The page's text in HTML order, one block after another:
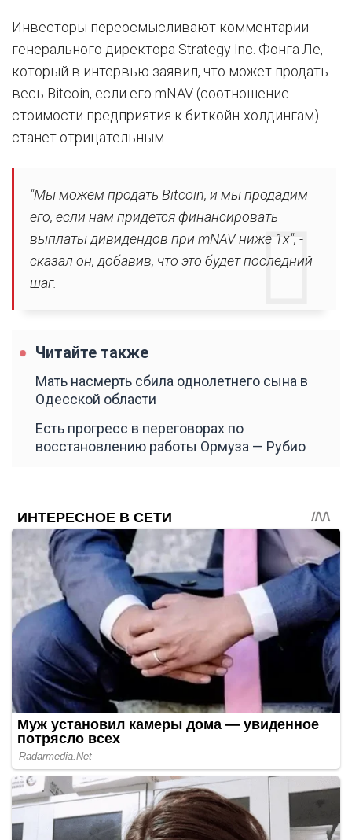
Инвесторы переосмысливают комментарии
генерального директора Strategy Inc. Фонга Ле,
который в интервью заявил, что может продать
весь Bitcoin, если его mNAV (соотношение
стоимости предприятия к биткойн-холдингам)
станет отрицательным.
"Мы можем продать Bitcoin, и мы продадим
его, если нам придется финансировать
выплаты дивидендов при mNAV ниже 1x", -
сказал он, добавив, что это будет последний
шаг.
Читайте также
Мать насмерть сбила однолетнего сына в
Одесской области
Есть прогресс в переговорах по
восстановлению работы Ормуза — Рубио